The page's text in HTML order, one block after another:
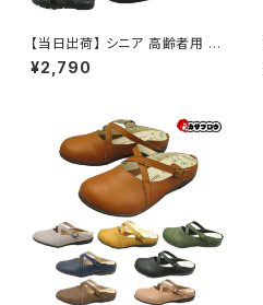
【当日出荷】 シニア 高齢者用 老
人 靴 NEUSHI レディース接触
冷感ヘップ ネウシ レディース
すめ 昭和レトロ ロングセラー
定番品
¥2,790